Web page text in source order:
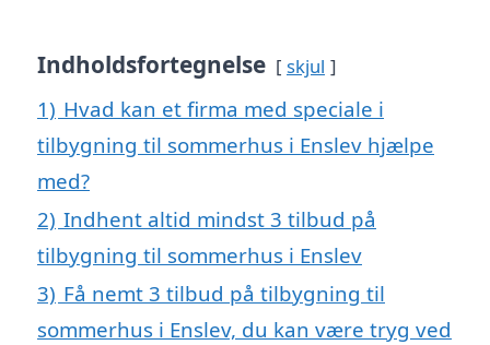
Indholdsfortegnelse skjul
1) Hvad kan et firma med speciale i
tilbygning til sommerhus i Enslev hjælpe
med?
2) Indhent altid mindst 3 tilbud på
tilbygning til sommerhus i Enslev
3) Få nemt 3 tilbud på tilbygning til
sommerhus i Enslev, du kan være tryg ved